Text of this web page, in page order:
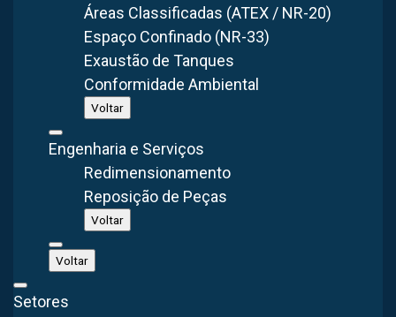
Áreas Classificadas (ATEX / NR-20)
Espaço Confinado (NR-33)
Exaustão de Tanques
Conformidade Ambiental
Voltar
Engenharia e Serviços
Redimensionamento
Reposição de Peças
Voltar
Voltar
Setores
Fabricamoscoletores de
pó e sistemas de controle
de poluição
ABrasfaiber é fabricante de coletores de pó,
filtros de manga, sistemas de despoeiramento e